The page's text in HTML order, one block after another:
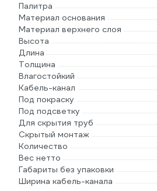
Палитра
Материал основания
Материал верхнего слоя
Высота
Длина
Толщина
Влагостойкий
Кабель-канал
Под покраску
Под подсветку
Для скрытия труб
Скрытый монтаж
Количество
Вес нетто
Габариты без упаковки
Ширина кабель-канала